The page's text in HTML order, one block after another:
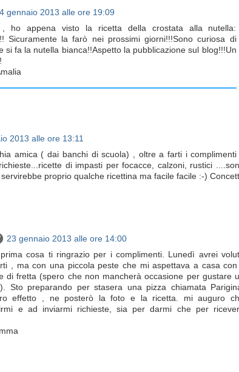
gennaio 2013 alle ore 19:09
ho appena visto la ricetta della crostata alla nutella:
Sicuramente la farò nei prossimi giorni!!!Sono curiosa di
si fa la nutella bianca!!Aspetto la pubblicazione sul blog!!!Un
2013 alle ore 13:11
amica ( dai banchi di scuola) , oltre a farti i complimenti
di impasti per focacce, calzoni, rustici
proprio qualche ricettina ma facile facile :-)
23 gennaio 2013 alle ore 14:00
cosa ti ringrazio per i complimenti. Lunedì avrei
, ma con una piccola peste che mi aspettava a casa con
di fretta (spero che non mancherà occasione per gustare
Sto preparando per stasera una pizza chiamata
effetto , ne posterò la foto e la ricetta. mi auguro
e ad inviarmi richieste, sia per darmi che per